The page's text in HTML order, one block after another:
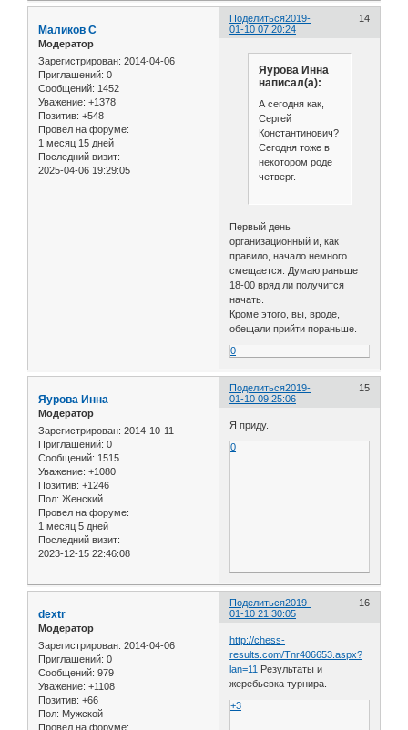
Поделиться 14
2019-
01-10 07:20:24
Маликов С
Модератор
Зарегистрирован: 2014-04-06
Приглашений: 0
Сообщений: 1452
Уважение: +1378
Позитив: +548
Провел на форуме:
1 месяц 15 дней
Последний визит:
2025-04-06 19:29:05
Яурова Инна
написал(а):
А сегодня как,
Сергей
Константинович?
Сегодня тоже в
некотором роде
четверг.
Первый день
организационный и, как
правило, начало немного
смещается. Думаю раньше
18-00 вряд ли получится
начать.
Кроме этого, вы, вроде,
обещали прийти пораньше.
0
Поделиться 15
2019-
01-10 09:25:06
Яурова Инна
Модератор
Зарегистрирован: 2014-10-11
Приглашений: 0
Сообщений: 1515
Уважение: +1080
Позитив: +1246
Пол: Женский
Провел на форуме:
1 месяц 5 дней
Последний визит:
2023-12-15 22:46:08
Я приду.
0
Поделиться 16
2019-
01-10 21:30:05
dextr
Модератор
Зарегистрирован: 2014-04-06
Приглашений: 0
Сообщений: 979
Уважение: +1108
Позитив: +66
Пол: Мужской
Провел на форуме:
http://chess-
results.com/Tnr406653.aspx?
lan=11
Результаты и
жеребьевка турнира.
+3